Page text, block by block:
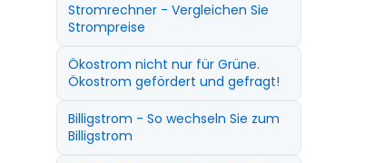
Stromrechner - Vergleichen Sie
Strompreise
Ökostrom nicht nur für Grüne.
Ökostrom gefördert und gefragt!
Billigstrom - So wechseln Sie zum
Billigstrom